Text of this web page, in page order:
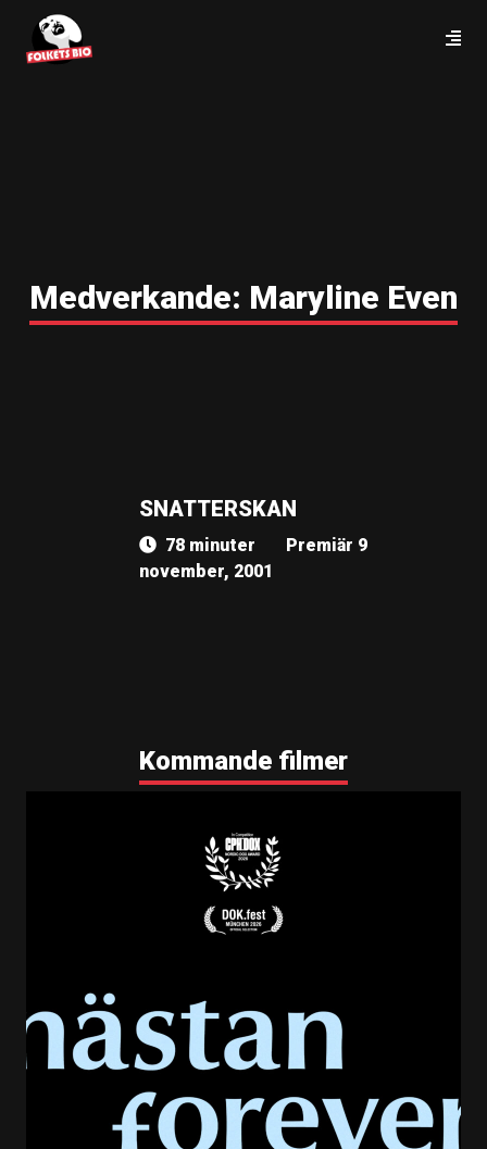
Medverkande: Maryline Even
SNATTERSKAN
78 minuter
Premiär 9
november, 2001
Kommande filmer